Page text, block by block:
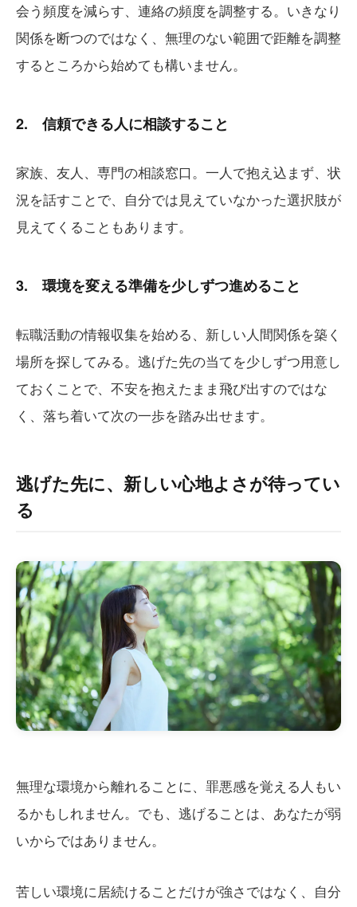
会う頻度を減らす、連絡の頻度を調整する。いきなり
関係を断つのではなく、無理のない範囲で距離を調整
するところから始めても構いません。
2. 信頼できる人に相談すること
家族、友人、専門の相談窓口。一人で抱え込まず、状
況を話すことで、自分では見えていなかった選択肢が
見えてくることもあります。
3. 環境を変える準備を少しずつ進めること
転職活動の情報収集を始める、新しい人間関係を築く
場所を探してみる。逃げた先の当てを少しずつ用意し
ておくことで、不安を抱えたまま飛び出すのではな
く、落ち着いて次の一歩を踏み出せます。
逃げた先に、新しい心地よさが待ってい
る
無理な環境から離れることに、罪悪感を覚える人もい
るかもしれません。でも、逃げることは、あなたが弱
いからではありません。
苦しい環境に居続けることだけが強さではなく、自分